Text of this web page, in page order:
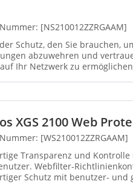
[NS210012ZZRGAAM]
Schutz, den Sie brauchen,
abzuwehren und
Ihr Netzwerk zu
XGS 2100 Web
[WS210012ZZRGAAM]
Transparenz und
Webfilter-
Schutz mit benutzer- und